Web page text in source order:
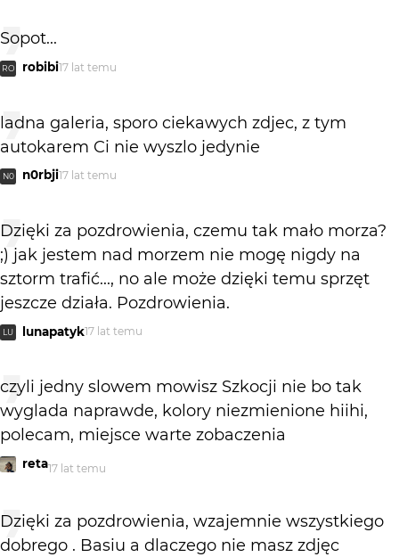
Sopot...
RO robibi17 lat temu
ladna galeria, sporo ciekawych zdjec, z tym
autokarem Ci nie wyszlo jedynie
N0 n0rbji17 lat temu
Dzięki za pozdrowienia, czemu tak mało morza?
;) jak jestem nad morzem nie mogę nigdy na
sztorm trafić..., no ale może dzięki temu sprzęt
jeszcze działa. Pozdrowienia.
LU lunapatyk17 lat temu
czyli jedny slowem mowisz Szkocji nie bo tak
wyglada naprawde, kolory niezmienione hiihi,
polecam, miejsce warte zobaczenia
reta17 lat temu
Dzięki za pozdrowienia, wzajemnie wszystkiego
dobrego . Basiu a dlaczego nie masz zdjęc